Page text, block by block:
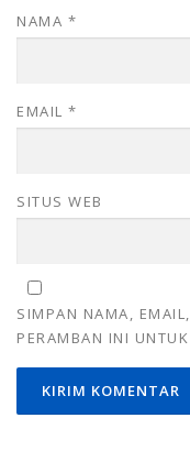
NAMA *
EMAIL *
SITUS WEB
SIMPAN NAMA,
PERAMBAN INI